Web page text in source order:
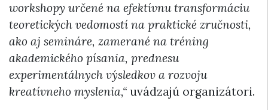
workshopy určené na efektívnu transformáciu
teoretických vedomostí na praktické zručnosti,
ako aj semináre, zamerané na tréning
akademického písania, prednesu
experimentálnych výsledkov a rozvoju
kreatívneho myslenia,“ uvádzajú organizátori.